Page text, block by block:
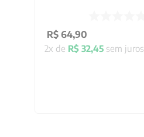
R$ 64,90
2x de R$ 32,45sem juros